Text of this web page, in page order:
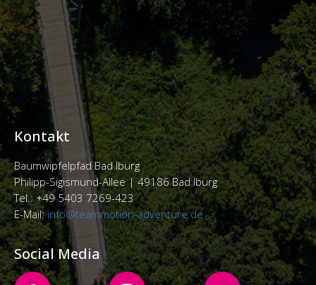
Kontakt
Baumwipfelpfad Bad Iburg
Philipp-Sigismund-Allee |49186 Bad Iburg
Tel.: +49 5403 7269-423
E-Mail:info@teammotion-adventure.de
Social Media